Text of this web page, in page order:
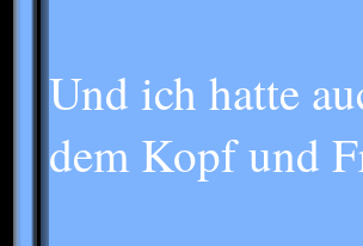
Und ich hatte
dem Kopf und